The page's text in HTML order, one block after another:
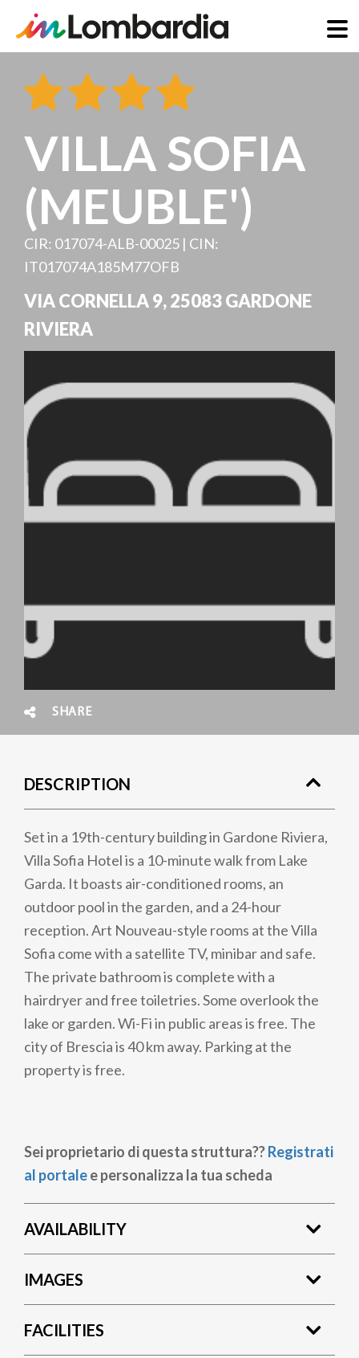
VILLA SOFIA
(MEUBLE')
CIR: 017074-ALB-00025 | CIN:
IT017074A185M77OFB
VIA CORNELLA 9,25083GARDONE
RIVIERA
SHARE
DESCRIPTION
Set in a 19th-century building in Gardone Riviera,
Villa Sofia Hotel is a 10-minute walk from Lake
Garda. It boasts air-conditioned rooms, an
outdoor pool in the garden, and a 24-hour
reception. Art Nouveau-style rooms at the Villa
Sofia come with a satellite TV, minibar and safe.
The private bathroom is complete with a
hairdryer and free toiletries. Some overlook the
lake or garden. Wi-Fi in public areas is free. The
city of Brescia is 40 km away. Parking at the
property is free.
Sei proprietario di questa struttura??Registrati
al portalee personalizza la tua scheda
AVAILABILITY
IMAGES
FACILITIES